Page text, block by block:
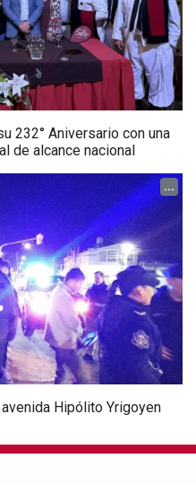
232° Aniversario con una
de alcance nacional
...
Hipólito Yrigoyen